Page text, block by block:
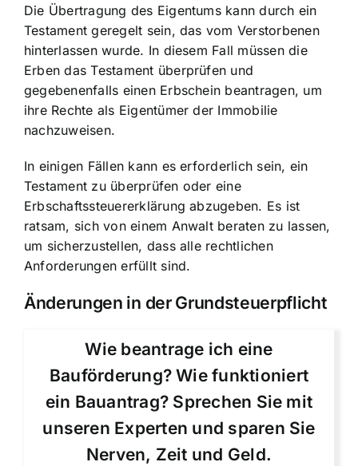
Die Übertragung des Eigentums kann durch ein
Testament geregelt sein, das vom Verstorbenen
hinterlassen wurde. In diesem Fall müssen die
Erben das Testament überprüfen und
gegebenenfalls einen Erbschein beantragen, um
ihre Rechte als Eigentümer der Immobilie
nachzuweisen.
In einigen Fällen kann es erforderlich sein, ein
Testament zu überprüfen oder eine
Erbschaftssteuererklärung abzugeben. Es ist
ratsam, sich von einem Anwalt beraten zu lassen,
um sicherzustellen, dass alle rechtlichen
Anforderungen erfüllt sind.
Änderungen in der Grundsteuerpflicht
Wie beantrage ich eine
Bauförderung? Wie funktioniert
ein Bauantrag? Sprechen Sie mit
unseren Experten und sparen Sie
Nerven, Zeit und Geld.